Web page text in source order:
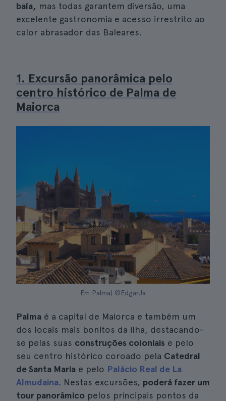
baía, mas todas garantem diversão, uma
excelente gastronomia e acesso irrestrito ao
calor abrasador das Baleares.
1. Excursão panorâmica pelo
centro histórico de Palma de
Maiorca
Em Palma| ©EdgarJa
Palma é a capital de Maiorca e também um
dos locais mais bonitos da ilha, destacando-
se pelas suas construções coloniais e pelo
seu centro histórico coroado pela Catedral
de Santa Maria e pelo Palácio Real de La
Almudaina. Nestas excursões, poderá fazer um
tour panorâmico pelos principais pontos da